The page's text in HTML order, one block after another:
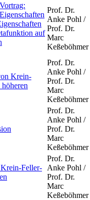
auf
Prof. Dr.
Anke Pohl /
Prof. Dr.
Marc
Keßeböhmer
Krein-
Prof. Dr.
Anke Pohl /
Prof. Dr.
Marc
Keßeböhmer
Prof. Dr.
Anke Pohl /
Prof. Dr.
Marc
Keßeböhmer
Feller-
Prof. Dr.
Anke Pohl /
Prof. Dr.
Marc
Keßeböhmer